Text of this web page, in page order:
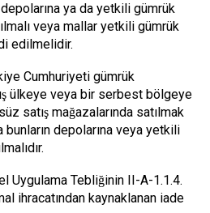
ya da yetkili gümrük
veya mallar yetkili gümrük
edilmelidir.
Cumhuriyeti gümrük
ülkeye veya bir serbest bölgeye
satış mağazalarında satılmak
depolarına veya yetkili
Uygulama Tebliğinin II-A-1.1.4.
ihracatından kaynaklanan iade